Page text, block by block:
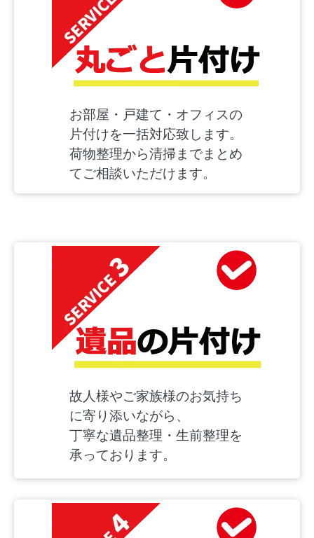
お部屋・戸建て・オフィスの
片付けを一括対応致します。
荷物整理から清掃までまとめ
てご相談いただけます。
故人様やご家族様のお気持ち
に寄り添いながら、
丁寧な遺品整理・生前整理を
承っております。